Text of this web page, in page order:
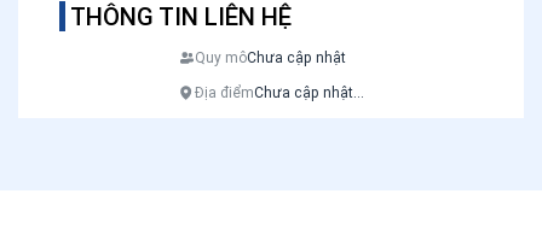
THÔNG TIN LIÊN HỆ
Quy môChưa cập nhật
Địa điểmChưa cập nhật...